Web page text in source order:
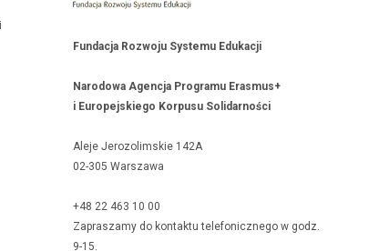
Fundacja Rozwoju Systemu Edukacji
Narodowa Agencja Programu Erasmus+
i Europejskiego Korpusu Solidarności
Aleje Jerozolimskie 142A
02-305 Warszawa
+48 22 463 10 00
Zapraszamy do kontaktu telefonicznego w godz.
9-15.